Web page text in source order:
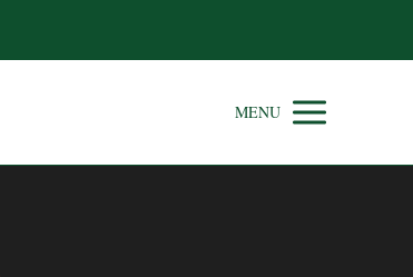
MENU